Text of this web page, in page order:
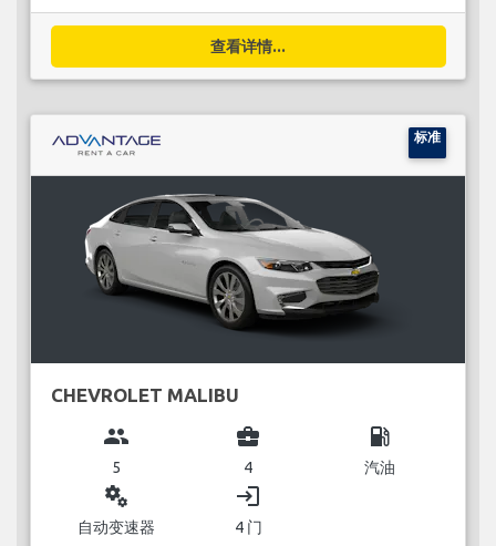
查看详情...
标准
CHEVROLET MALIBU
group
5
business_center
4
local_gas_station
汽油
miscellaneous_services
自动变速器
login
4 门